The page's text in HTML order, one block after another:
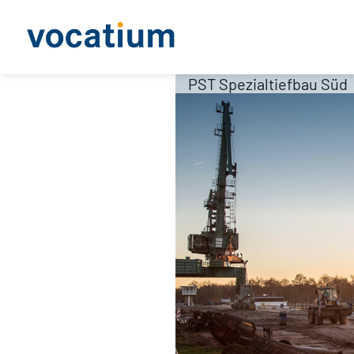
PST Spezialtiefbau Süd